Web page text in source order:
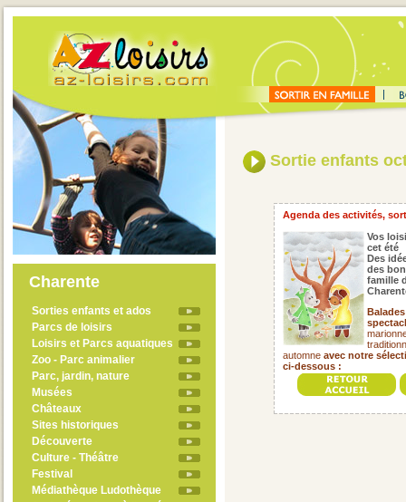
Charente
Sorties enfants et ados
Parcs de loisirs
Loisirs et Parcs aquatiques
Zoo - Parc animalier
Parc, jardin, nature
Musées
Châteaux
Sites historiques
Découverte
Culture - Théâtre
Festival
Médiathèque Ludothèque
Sortie enfants
Agenda des activités,
Vos
cet été
Des
des
famille
automne avec notre
ci-dessous :